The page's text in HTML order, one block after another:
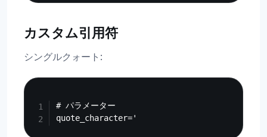
カスタム引用符
シングルクォート:
# パラメーター